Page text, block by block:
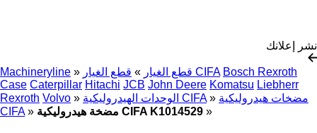
نشر إعلانك
Machineryline » قطع الغيار » قطع الغيار CIFA Bosch Rexroth
Case Caterpillar Hitachi JCB John Deere Komatsu Liebherr
Rexroth Volvo » الوحدات الهيدروليكية CIFA » مضخات هيدروليكية
CIFA » مضخة هيدروليكية CIFA K1014529 »